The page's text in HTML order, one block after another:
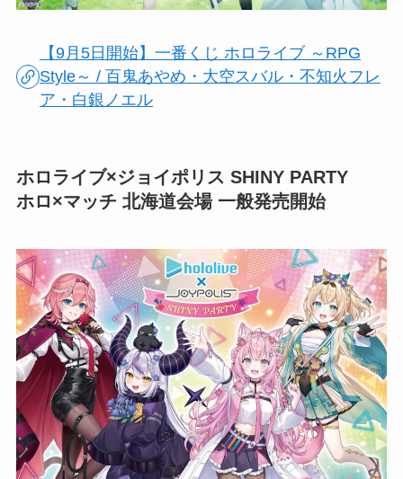
【9月5日開始】一番くじ ホロライブ ～RPG
Style～ / 百鬼あやめ・大空スバル・不知火フレ
ア・白銀ノエル
ホロライブ×ジョイポリス SHINY PARTY
ホロ×マッチ 北海道会場 一般発売開始